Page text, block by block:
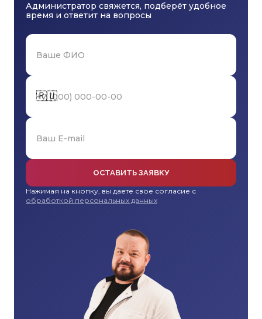
Администратор свяжется, подберёт удобное
время и ответит на вопросы
🇷🇺
ОСТАВИТЬ ЗАЯВКУ
Нажимая на кнопку, вы даете свое согласие с
обработкой персональных данных